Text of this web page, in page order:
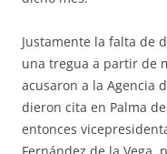
Justamente la falta de
una tregua a partir de
acusaron a la Agencia
dieron cita en Palma
entonces